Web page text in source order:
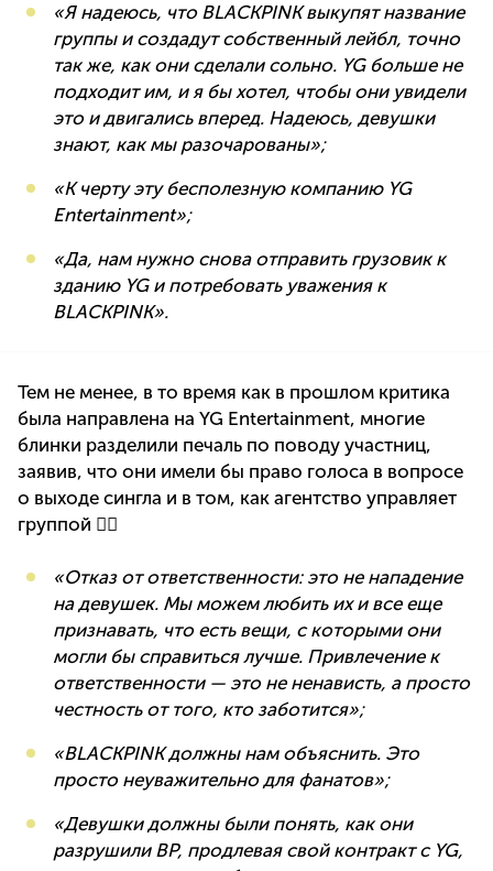
«Я надеюсь, что BLACKPINK выкупят название
группы и создадут собственный лейбл, точно
так же, как они сделали сольно. YG больше не
подходит им, и я бы хотел, чтобы они увидели
это и двигались вперед. Надеюсь, девушки
знают, как мы разочарованы»;
«К черту эту бесполезную компанию YG
Entertainment»;
«Да, нам нужно снова отправить грузовик к
зданию YG и потребовать уважения к
BLACKPINK».
Тем не менее, в то время как в прошлом критика
была направлена на YG Entertainment, многие
блинки разделили печаль по поводу участниц,
заявив, что они имели бы право голоса в вопросе
о выходе сингла и в том, как агентство управляет
группой 👇🏼
«Отказ от ответственности: это не нападение
на девушек. Мы можем любить их и все еще
признавать, что есть вещи, с которыми они
могли бы справиться лучше. Привлечение к
ответственности — это не ненависть, а просто
честность от того, кто заботится»;
«BLACKPINK должны нам объяснить. Это
просто неуважительно для фанатов»;
«Девушки должны были понять, как они
разрушили BP, продлевая свой контракт с YG,